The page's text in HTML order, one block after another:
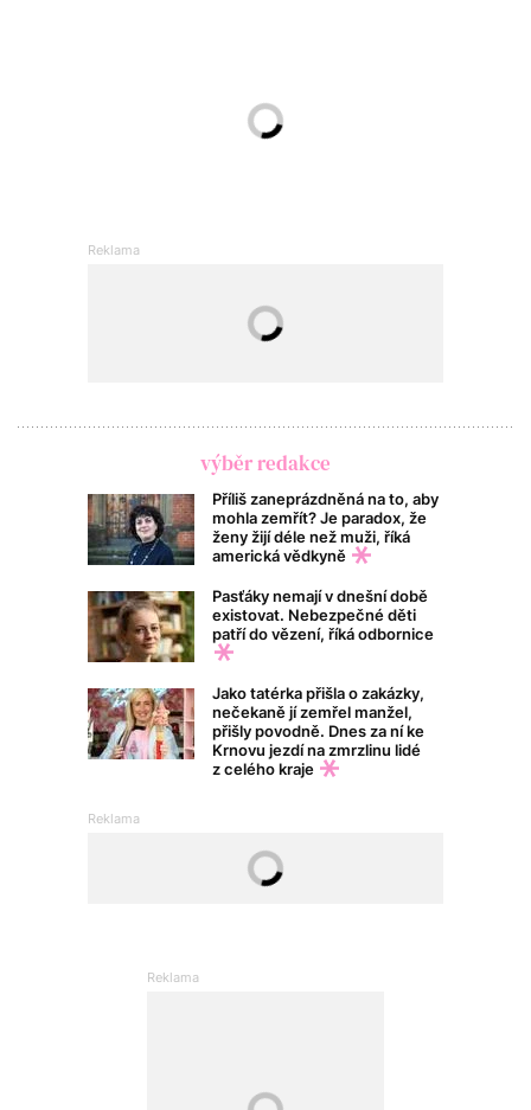
výběr redakce
Příliš zaneprázdněná na to, aby
mohla zemřít? Je paradox, že
ženy žijí déle než muži, říká
americká vědkyně
Pasťáky nemají v dnešní době
existovat. Nebezpečné děti
patří do vězení, říká odbornice
Jako tatérka přišla o zakázky,
nečekaně jí zemřel manžel,
přišly povodně. Dnes za ní ke
Krnovu jezdí na zmrzlinu lidé
z celého kraje